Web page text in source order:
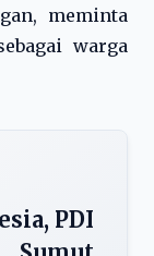
meminta
warga
PDI